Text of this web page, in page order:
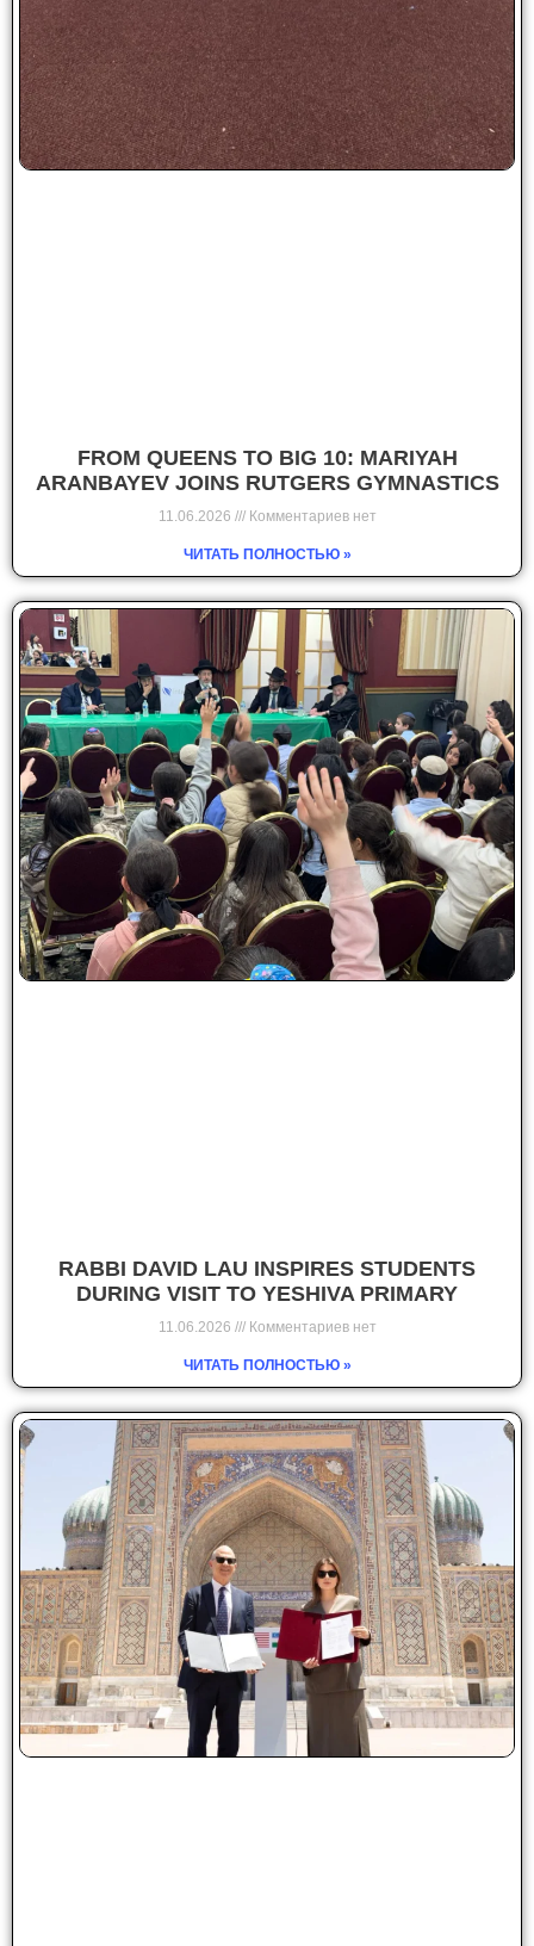
FROM QUEENS TO BIG 10: MARIYAH
ARANBAYEV JOINS RUTGERS GYMNASTICS
11.06.2026 Комментариев нет
ЧИТАТЬ ПОЛНОСТЬЮ »
RABBI DAVID LAU INSPIRES STUDENTS
DURING VISIT TO YESHIVA PRIMARY
11.06.2026 Комментариев нет
ЧИТАТЬ ПОЛНОСТЬЮ »